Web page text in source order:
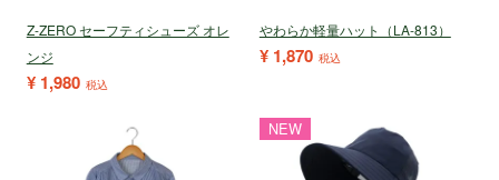
Z-ZERO セーフティシューズ オレ
ンジ
¥ 1,980 税込
やわらか軽量ハット（LA-813）
¥ 1,870 税込
NEW